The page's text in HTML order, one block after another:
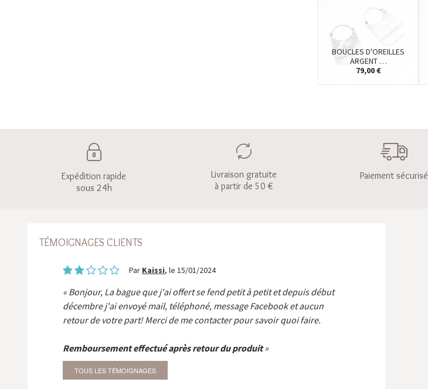
BOUCLES D'OREILLES
ARGENT …
79,00 €
Expédition rapide
sous 24h
Livraison gratuite
à partir de 50 €
Paiement sécurisé
TÉMOIGNAGES CLIENTS
Par Kaissi, le 15/01/2024
Bonjour, La bague que j'ai offert se fend petit à petit et depuis début
décembre j'ai envoyé mail, téléphoné, message Facebook et aucun
retour de votre part! Merci de me contacter pour savoir quoi faire.
Remboursement effectué après retour du produit
TOUS LES TÉMOIGNAGES